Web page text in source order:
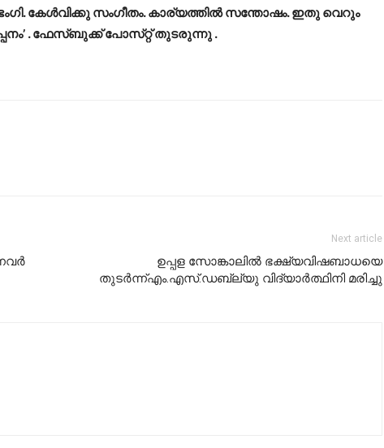
കേള്‍വിക്കു സംഗീതം. കാര്യത്തില്‍ സന്തോഷം. ഇതു വെറും
. ഫേസ‌്ബുക്ക‌് പോസ‌്റ്റ‌് തുടരുന്നു .
Next article
ഉപ്പള സോങ്കാലിൽ ഭക്ഷ്യവിഷബാധയെ
തുടര്‍ന്ന്എം.എസ്.ഡബ്ല്യു വിദ്യാര്‍ത്ഥിനി മരിച്ചു